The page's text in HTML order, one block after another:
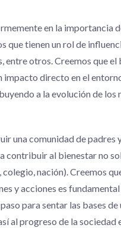
en la importancia
que tienen un rol de
entre otros. Creemos que
impacto directo en el
a la evolución de los
una comunidad de padres
contribuir al bienestar no
nación). Creemos
y acciones es
para sentar las bases
al progreso de la sociedad